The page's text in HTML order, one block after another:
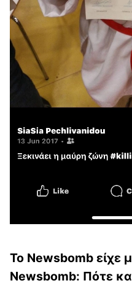
Το Newsbomb είχε
Newsbomb: Πότε